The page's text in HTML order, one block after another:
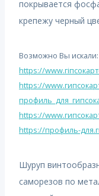
покрывается
крепежу черный
Возможно Вы искали:
https://
https://
https://
https://профиль-
Шуруп
саморезов по